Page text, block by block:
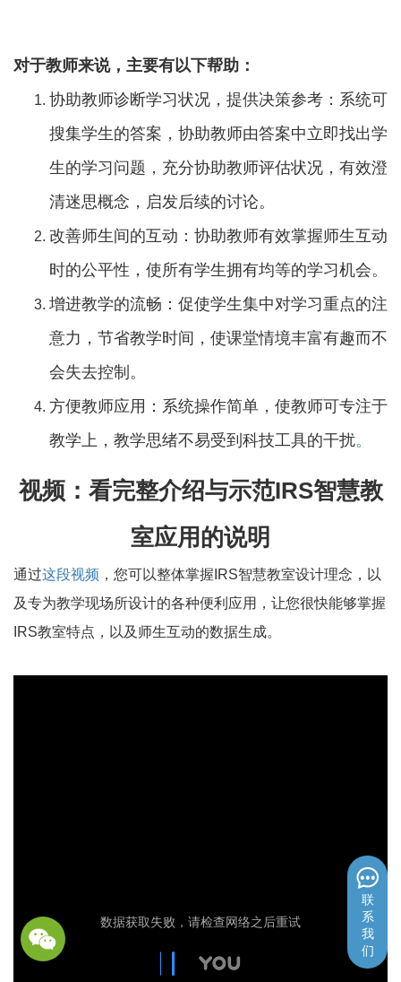
对于教师来说，主要有以下帮助：
协助教师诊断学习状况，提供决策参考：系统可
搜集学生的答案，协助教师由答案中立即找出学
生的学习问题，充分协助教师评估状况，有效澄
清迷思概念，启发后续的讨论。
改善师生间的互动：协助教师有效掌握师生互动
时的公平性，使所有学生拥有均等的学习机会。
增进教学的流畅：促使学生集中对学习重点的注
意力，节省教学时间，使课堂情境丰富有趣而不
会失去控制。
方便教师应用：系统操作简单，使教师可专注于
教学上，教学思绪不易受到科技工具的干扰。
视频：看完整介绍与示范IRS智慧教
室应用的说明
通过这段视频 ，您可以整体掌握IRS智慧教室设计理念，以
及专为教学现场所设计的各种便利应用，让您很快能够掌握
IRS教室特点，以及师生互动的数据生成。
联
系
我
们